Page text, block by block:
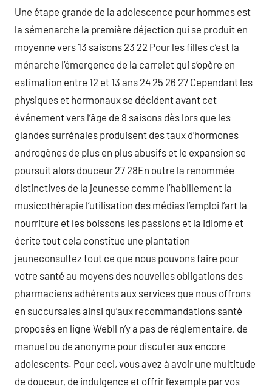
Une étape grande de la adolescence pour hommes est
la sémenarche la première déjection qui se produit en
moyenne vers 13 saisons 23 22 Pour les filles c’est la
ménarche l’émergence de la carrelet qui s’opère en
estimation entre 12 et 13 ans 24 25 26 27 Cependant les
physiques et hormonaux se décident avant cet
événement vers l’âge de 8 saisons dès lors que les
glandes surrénales produisent des taux d’hormones
androgènes de plus en plus abusifs et le expansion se
poursuit alors douceur 27 28En outre la renommée
distinctives de la jeunesse comme l’habillement la
musicothérapie l’utilisation des médias l’emploi l’art la
nourriture et les boissons les passions et la idiome et
écrite tout cela constitue une plantation
jeuneconsultez tout ce que nous pouvons faire pour
votre santé au moyens des nouvelles obligations des
pharmaciens adhérents aux services que nous offrons
en succursales ainsi qu’aux recommandations santé
proposés en ligne WebIl n’y a pas de réglementaire, de
manuel ou de anonyme pour discuter aux encore
adolescents. Pour ceci, vous avez à avoir une multitude
de douceur, de indulgence et offrir l’exemple par vos